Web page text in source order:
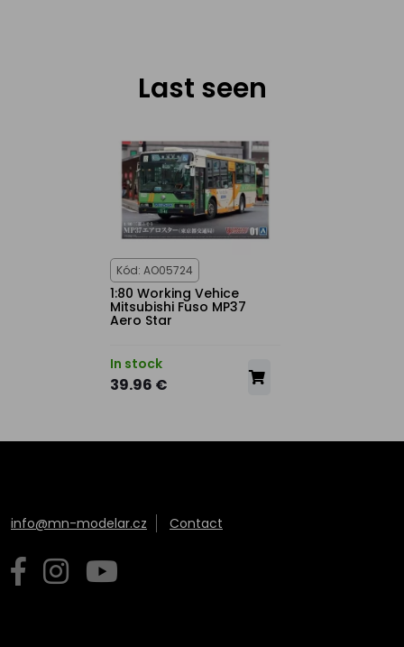
Last seen
Kód: AO05724
1:80 Working Vehice
Mitsubishi Fuso MP37
Aero Star
In stock
39.96 €
info@mn-modelar.cz Contact